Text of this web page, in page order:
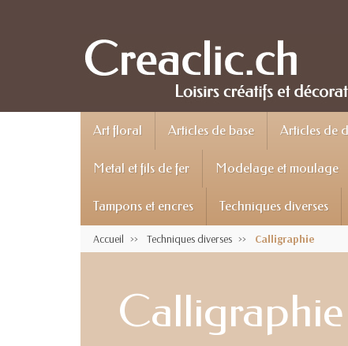
Art floral Articles de base Articles de
Metal et fils de fer Modelage et moulage
Tampons et encres Techniques diverses
Accueil Techniques diverses Calligraphie
Calligraphie